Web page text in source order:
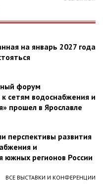
на январь 2027 года
форум
сетям водоснабжения и
прошел в Ярославле
перспективы развития
и
южных регионов России
ВСЕ ВЫСТАВКИ И КОНФЕРЕНЦИИ